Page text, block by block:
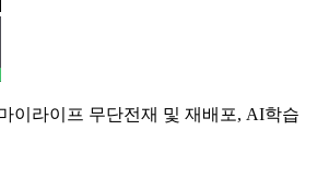
이라이프 무단전재 및 재배포, AI학습